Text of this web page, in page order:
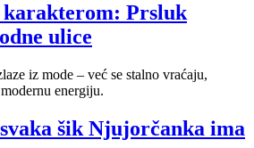
Prsluk
ulice
iz mode – već se stalno vraćaju,
energiju.
šik Njujorčanka ima